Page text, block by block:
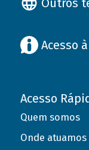
Acesso
Acesso
Quem somos
Onde atuamos